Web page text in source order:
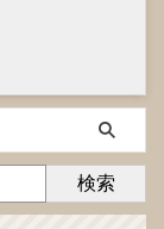
検索